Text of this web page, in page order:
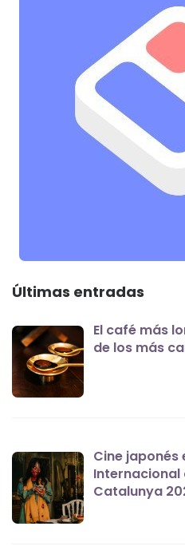
Últimas entradas
El café más
de los más
Cine japonés
Internacional
Catalunya